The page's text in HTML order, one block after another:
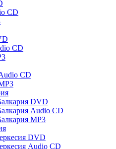
CD
CD
CD
DVD
Audio CD
MP3
DVD
Audio CD